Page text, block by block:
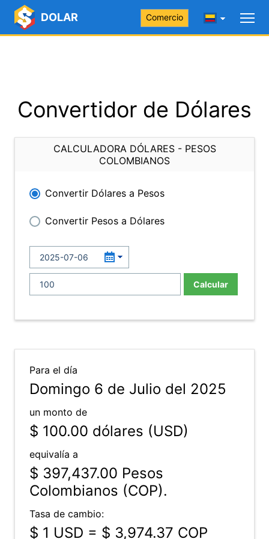
DOLAR Comercio
Convertidor de Dólares
CALCULADORA DÓLARES - PESOS
COLOMBIANOS
Convertir Dólares a Pesos
Convertir Pesos a Dólares
Calcular
Para el día
Domingo 6 de Julio del 2025
un monto de
$ 100.00 dólares (USD)
equivalía a
$ 397,437.00 Pesos
Colombianos (COP).
Tasa de cambio:
$ 1 USD = $ 3,974.37 COP